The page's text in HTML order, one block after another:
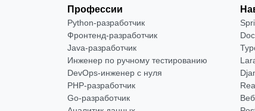
Профессии
Python-разработчик
Фронтенд-разработчик
Java-разработчик
Инженер по ручному тестированию
DevOps-инженер с нуля
РНР-разработчик
Go-разработчик